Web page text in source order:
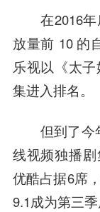
在2016年
放量前 10 的
乐视以《太
集进入排名。
但到了今年
线视频独播
优酷占据6席
9.1成为第三季